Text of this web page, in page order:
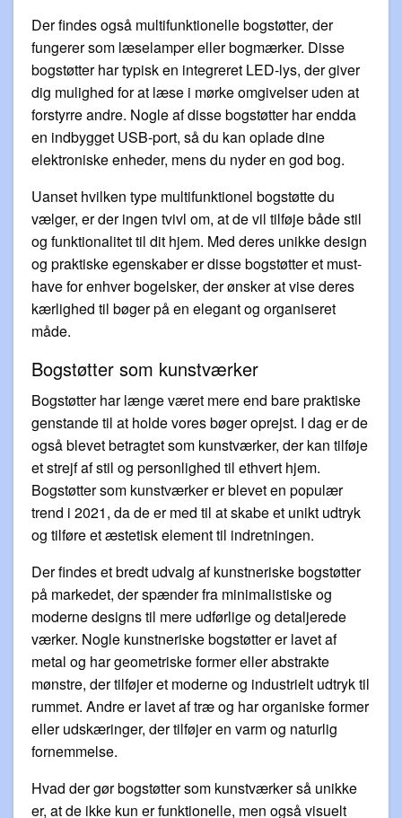
Der findes også multifunktionelle bogstøtter, der
fungerer som læselamper eller bogmærker. Disse
bogstøtter har typisk en integreret LED-lys, der giver
dig mulighed for at læse i mørke omgivelser uden at
forstyrre andre. Nogle af disse bogstøtter har endda
en indbygget USB-port, så du kan oplade dine
elektroniske enheder, mens du nyder en god bog.
Uanset hvilken type multifunktionel bogstøtte du
vælger, er der ingen tvivl om, at de vil tilføje både stil
og funktionalitet til dit hjem. Med deres unikke design
og praktiske egenskaber er disse bogstøtter et must-
have for enhver bogelsker, der ønsker at vise deres
kærlighed til bøger på en elegant og organiseret
måde.
Bogstøtter som kunstværker
Bogstøtter har længe været mere end bare praktiske
genstande til at holde vores bøger oprejst. I dag er de
også blevet betragtet som kunstværker, der kan tilføje
et strejf af stil og personlighed til ethvert hjem.
Bogstøtter som kunstværker er blevet en populær
trend i 2021, da de er med til at skabe et unikt udtryk
og tilføre et æstetisk element til indretningen.
Der findes et bredt udvalg af kunstneriske bogstøtter
på markedet, der spænder fra minimalistiske og
moderne designs til mere udførlige og detaljerede
værker. Nogle kunstneriske bogstøtter er lavet af
metal og har geometriske former eller abstrakte
mønstre, der tilføjer et moderne og industrielt udtryk til
rummet. Andre er lavet af træ og har organiske former
eller udskæringer, der tilføjer en varm og naturlig
fornemmelse.
Hvad der gør bogstøtter som kunstværker så unikke
er, at de ikke kun er funktionelle, men også visuelt